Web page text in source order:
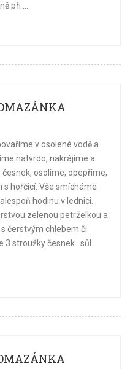
při ...
v osolené vodě a
natvrdo, nakrájíme a
osolíme, opepříme,
hořčicí. Vše smícháme
hodinu v lednici.
zelenou petrželkou a
čerstvým chlebem či
3 stroužky česnek sůl